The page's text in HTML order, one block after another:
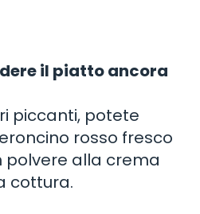
il piatto ancora
piccanti, potete
rosso fresco
polvere alla crema
cottura.